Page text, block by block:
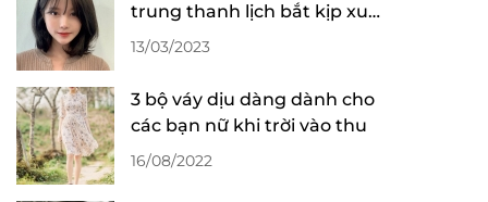
trung thanh lịch bắt kịp xu
hướng 2023
13/03/2023
3 bộ váy dịu dàng dành cho
các bạn nữ khi trời vào thu
16/08/2022